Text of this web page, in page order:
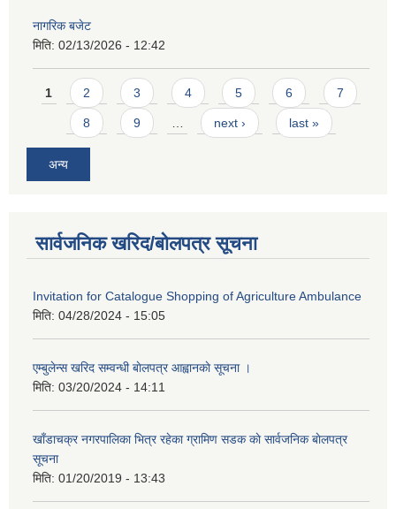
नागरिक बजेट
मिति: 02/13/2026 - 12:42
Pages
1 2 3 4 5 6 7
8 9 … next › last »
अन्य
सार्वजनिक खरिद/बोलपत्र सूचना
Invitation for Catalogue Shopping of Agriculture Ambulance
मिति: 04/28/2024 - 15:05
एम्बुलेन्स खरिद सम्वन्धी बाेलपत्र आह्वानकाे सूचना ।
मिति: 03/20/2024 - 14:11
खाँडाचक्र नगरपालिका भित्र रहेका ग्रामिण सडक काे सार्वजनिक बाेलपत्र
सूचना
मिति: 01/20/2019 - 13:43